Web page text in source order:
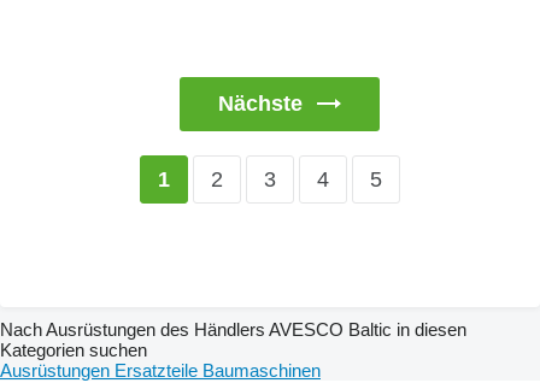
Nächste
1 2 3 4 5
Nach Ausrüstungen des Händlers AVESCO Baltic in diesen
Kategorien suchen
Ausrüstungen Ersatzteile Baumaschinen